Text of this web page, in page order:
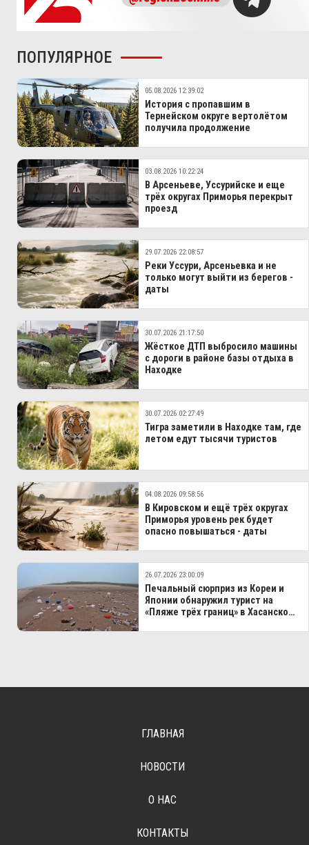
ПОПУЛЯРНОЕ
05.08.2026 12:39:02
История с пропавшим в
Тернейском округе вертолётом
получила продолжение
03.08.2026 10:22:24
В Арсеньеве, Уссурийске и еще
трёх округах Приморья перекрыт
проезд
29.07.2026 22:08:57
Реки Уссури, Арсеньевка и не
только могут выйти из берегов -
даты
30.07.2026 21:17:50
Жёсткое ДТП выбросило машины
с дороги в районе базы отдыха в
Находке
30.07.2026 02:27:49
Тигра заметили в Находке там, где
летом едут тысячи туристов
04.08.2026 09:58:56
В Кировском и ещё трёх округах
Приморья уровень рек будет
опасно повышаться - даты
26.07.2026 23:00:09
Печальный сюрприз из Кореи и
Японии обнаружил турист на
«Пляже трёх границ» в Хасанском
ГЛАВНАЯ
НОВОСТИ
О НАС
КОНТАКТЫ